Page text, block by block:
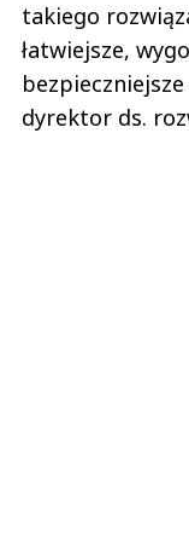
takiego
łatwiejsze,
dyrektor ds.